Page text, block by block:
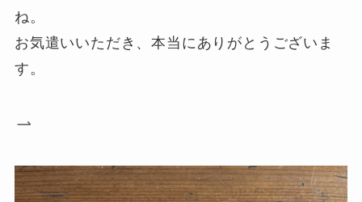
ね。
お気遣いいただき、本当にありがとうございま
す。